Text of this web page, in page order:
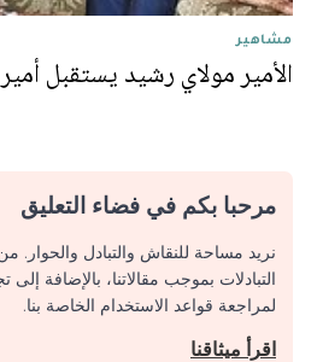
مشاهير
الأمير مولاي رشيد يستقبل أمير
مرحبا بكم في فضاء التعليق
نريد مساحة للنقاش والتبادل
التبادلات بموجب مقالاتنا، بالإضافة
لمراجعة قواعد الاستخدام الخاصة بنا.
اقرأ ميثاقنا